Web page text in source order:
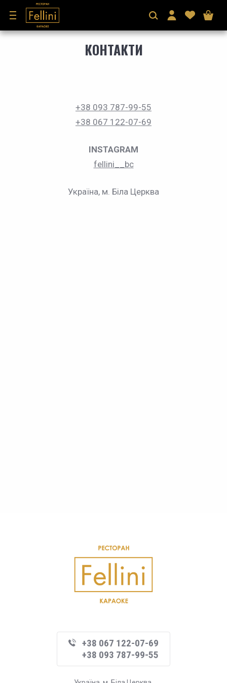
КОНТАКТИ
+38 093 787-99-55
+38 067 122-07-69
INSTAGRAM
fellini__bc
Україна, м. Біла Церква
+38 067 122-07-69
+38 093 787-99-55